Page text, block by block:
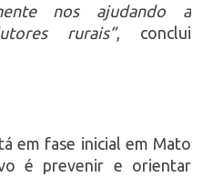
nos ajudando a
rurais”, conclui
em fase inicial em Mato
é prevenir e orientar